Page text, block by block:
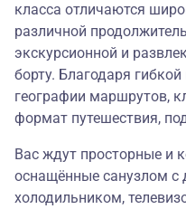
класса отличаются
различной
экскурсионной и
борту. Благодаря
географии маршрутов,
формат путешествия,
Вас ждут просторные и
оснащённые санузлом с
холодильником,